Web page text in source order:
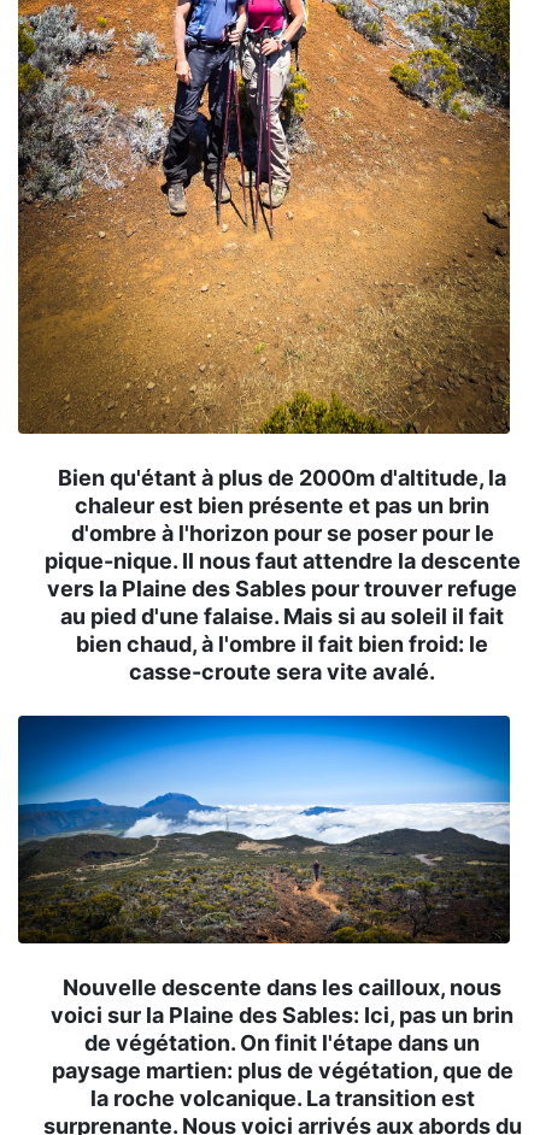
Bien qu'étant à plus de 2000m d'altitude, la
chaleur est bien présente et pas un brin
d'ombre à l'horizon pour se poser pour le
pique-nique. Il nous faut attendre la descente
vers la Plaine des Sables pour trouver refuge
au pied d'une falaise. Mais si au soleil il fait
bien chaud, à l'ombre il fait bien froid: le
casse-croute sera vite avalé.
Nouvelle descente dans les cailloux, nous
voici sur la Plaine des Sables: Ici, pas un brin
de végétation. On finit l'étape dans un
paysage martien: plus de végétation, que de
la roche volcanique. La transition est
surprenante. Nous voici arrivés aux abords du